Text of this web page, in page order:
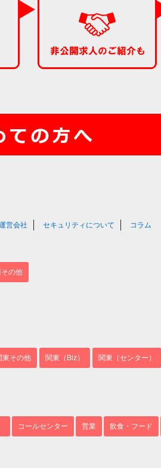
営会社 セキュリティについて コラム
その他
東その他 関東（Biz） 関東（センター）
コールセンター 営業 飲食・フード